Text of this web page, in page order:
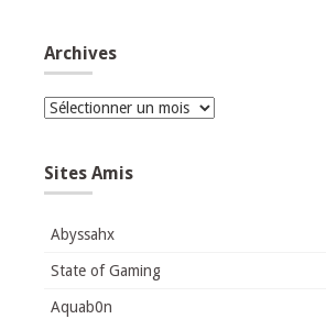
Archives
Archives
Sites Amis
Abyssahx
State of Gaming
Aquab0n